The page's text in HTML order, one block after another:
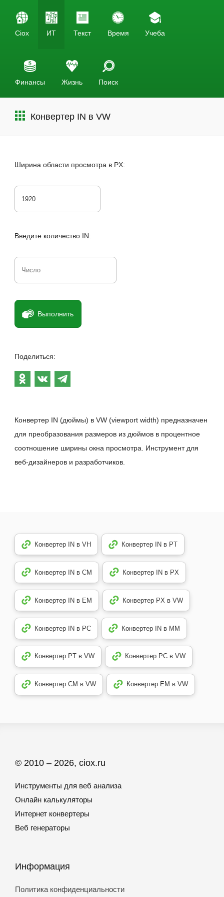
Ciox ИТ Текст Время Учеба
Финансы Жизнь Поиск
Конвертер IN в VW
Ширина области просмотра в PX:
Введите количество IN:
Выполнить
Поделиться:
Конвертер IN (дюймы) в VW (viewport width) предназначен
для преобразования размеров из дюймов в процентное
соотношение ширины окна просмотра. Инструмент для
веб-дизайнеров и разработчиков.
Конвертер IN в VH Конвертер IN в PT
Конвертер IN в CM Конвертер IN в PX
Конвертер IN в EM Конвертер PX в VW
Конвертер IN в PC Конвертер IN в MM
Конвертер PT в VW Конвертер PC в VW
Конвертер CM в VW Конвертер EM в VW
© 2010 – 2026, ciox.ru
Инструменты для веб анализа
Онлайн калькуляторы
Интернет конвертеры
Веб генераторы
Информация
Политика конфиденциальности